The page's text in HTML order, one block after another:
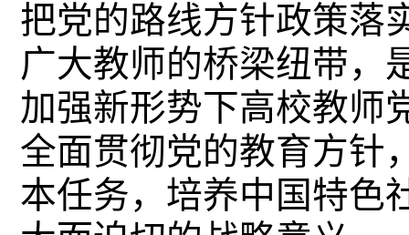
把党的路线方针政策落
广大教师的桥梁纽带，
加强新形势下高校教师
全面贯彻党的教育方针
本任务，培养中国特色